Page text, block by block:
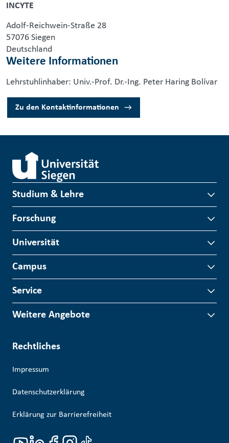
INCYTE
Adolf-Reichwein-Straße 28
57076 Siegen
Deutschland
Weitere Informationen
Lehrstuhlinhaber: Univ.-Prof. Dr.-Ing. Peter Haring Bolívar
Zu den Kontaktinformationen
Studium & Lehre
Forschung
Universität
Campus
Service
Weitere Angebote
Rechtliches
Impressum
Datenschutzerklärung
Erklärung zur Barrierefreiheit